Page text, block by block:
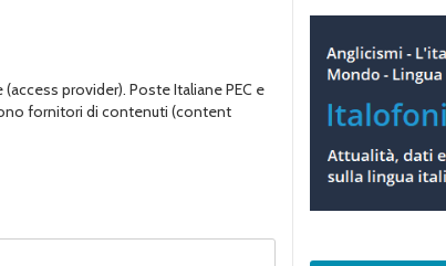
provider). Poste Italiane PEC e
fornitori di contenuti (content